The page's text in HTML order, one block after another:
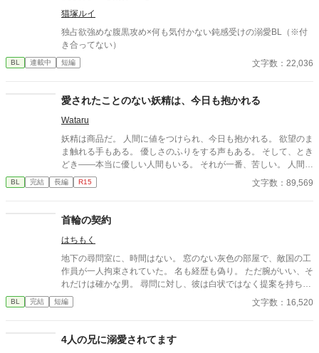
猫塚ルイ
独占欲強めな腹黒攻め×何も気付かない鈍感受けの溺愛BL（※付
き合ってない）
BL 連載中 短編 文字数：22,036
愛されたことのない妖精は、今日も抱かれる
Wataru
妖精は商品だ。 人間に値をつけられ、今日も抱かれる。 欲望のま
ま触れる手もある。 優しさのふりをする声もある。 そして、とき
どき――本当に優しい人間もいる。 それが一番、苦しい。 人間に
消費されることには慣れている。 傷つくことにも。 それでも恋を
してしまう。 抱かれなくてもいい。 選ばれなくてもいい。 ただ
る、 檻の中の妖精たちの切ないBL短編集。
BL 完結 長編 R15 文字数：89,569
首輪の契約
はちもく
地下の尋問室に、時間はない。 窓のない灰色の部屋で、敵国の工
作員が一人拘束されていた。 名も経歴も偽り。 ただ腕がいい、そ
れだけは確かな男。 尋問に対し、彼は白状ではなく提案を持ち出
す。 「白状はしない。だが、契約ならする」 敵国のスパイと、帝
国の長官。 交渉は奇妙な形で成立する。 「名前は」 「リュシア
契約は裏切りへ。 裏切りは、追跡へ。 追跡は――執着へと変わっ
ていく。 登場人物 フェリクス・ハルトマン 帝国軍情報部の長
BL 完結 短編 文字数：16,520
4人の兄に溺愛されてます